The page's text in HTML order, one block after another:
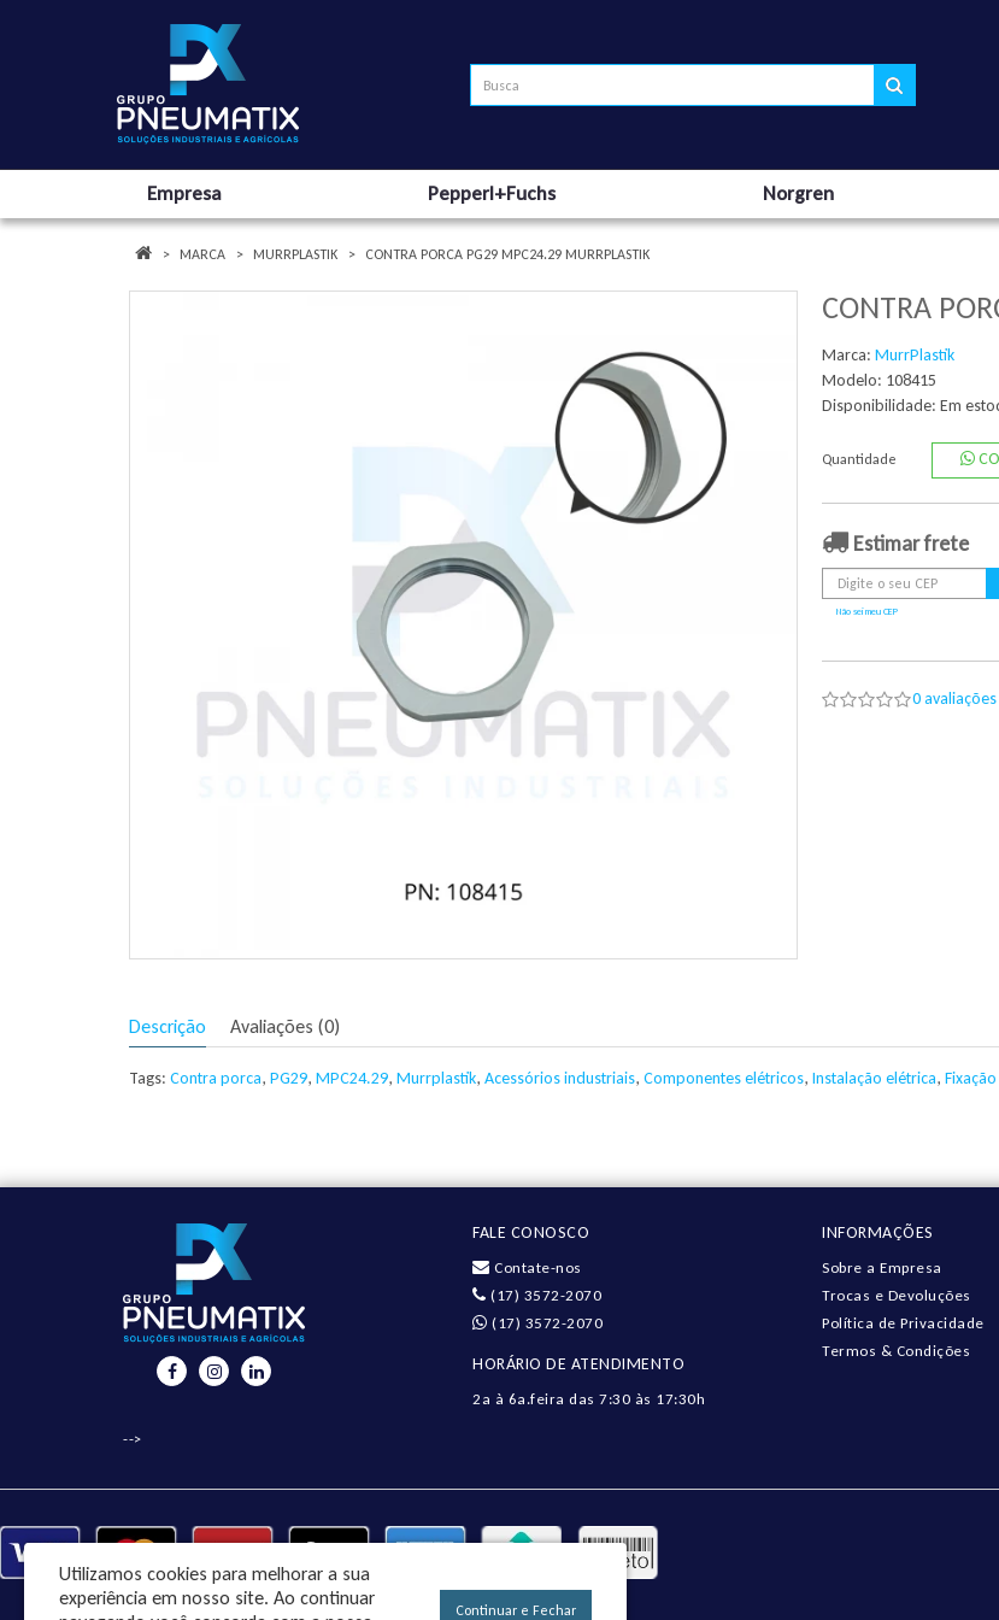
Empresa Pepperl+Fuchs Norgren
MARCA MURRPLASTIK CONTRA PORCA PG29 MPC24.29 MURRPLASTIK
CONTRA
Marca: MurrPlastik
Modelo: 108415
Disponibilidade: Em
Quantidade
Estimar frete
Não sei meu CEP
0 avaliações
Descrição Avaliações (0)
Tags: Contra porca, PG29, MPC24.29, Murrplastik, Acessórios industriais, Componentes elétricos, Instalação elétrica,
FALE CONOSCO
Contate-nos
(17) 3572-2070
(17) 3572-2070
HORÁRIO DE ATENDIMENTO
2a à 6a.feira das 7:30 às 17:30h
INFORMAÇÕES
Sobre a Empresa
Trocas e Devoluções
Política de Privacidade
Termos & Condições
-->
Utilizamos cookies para melhorar a sua
experiência em nosso site. Ao continuar
Continuar e Fechar